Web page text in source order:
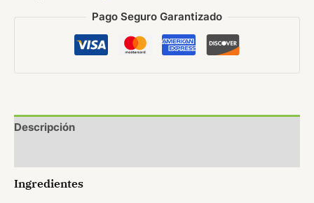
Pago Seguro Garantizado
Descripción
Ingredientes